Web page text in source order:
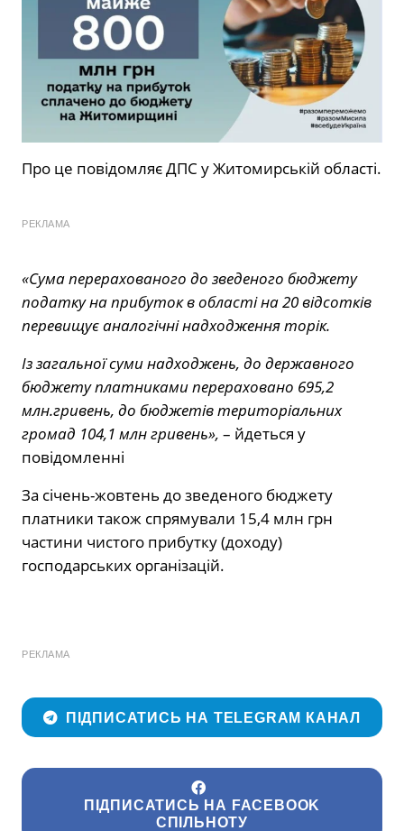
Про це повідомляєДПС у Житомирській області.
РЕКЛАМА
«Сума перерахованого до зведеного бюджету
податку на прибуток в області на 20 відсотків
перевищує аналогічні надходження торік.
Із загальної суми надходжень, до державного
бюджету платниками перераховано 695,2
млн.гривень, до бюджетів територіальних
громад 104,1 млн гривень», – йдеться у
повідомленні
За січень-жовтень до зведеного бюджету
платники також спрямували 15,4 млн грн
частини чистого прибутку (доходу)
господарських організацій.
РЕКЛАМА
ПІДПИСАТИСЬ НА TELEGRAM КАНАЛ
ПІДПИСАТИСЬ НА FACEBOOK
СПІЛЬНОТУ